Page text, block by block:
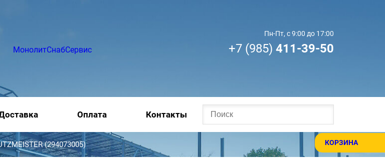
КОРЗИНА
Пн-Пт, с 9:00 до 17:00
+7 (985) 411-39-50
Оплата Контакты
(294073005)